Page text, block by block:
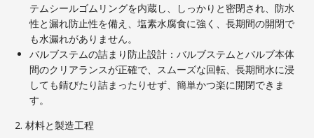
テムシールゴムリングを内蔵し、しっかりと密閉され、防水
性と漏れ防止性を備え、塩素水腐食に強く、長期間の開閉で
も水漏れがありません。
バルブステムの詰まり防止設計：バルブステムとバルブ本体
間のクリアランスが正確で、スムーズな回転、長期間水に浸
しても錆びたり詰まったりせず、簡単かつ楽に開閉できま
す。
2. 材料と製造工程